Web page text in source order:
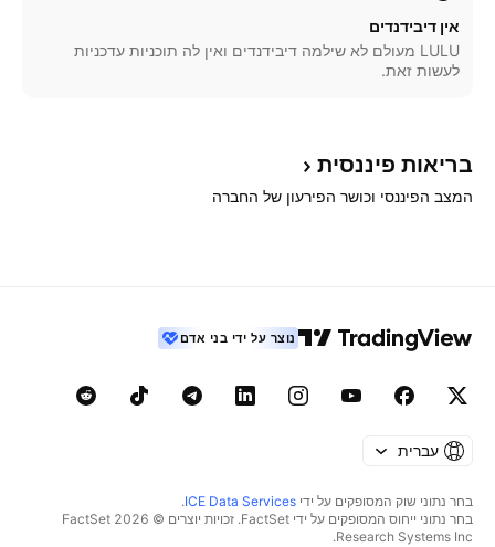
אין דיבידנדים
LULU מעולם לא שילמה דיבידנדים ואין לה תוכניות עדכניות
לעשות זאת.
בריאות פיננסית
המצב הפיננסי וכושר הפירעון של החברה
נוצר על ידי בני אדם
עברית
בחר נתוני שוק המסופקים על ידי ICE Data Services
.
בחר נתוני ייחוס המסופקים על ידי FactSet. זכויות יוצרים © 2026 ‏FactSet
Research Systems Inc.‏